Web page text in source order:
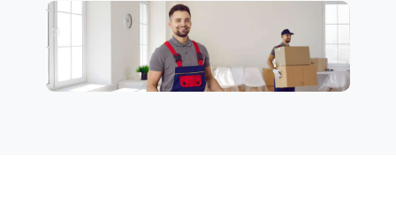
Beiladung
National